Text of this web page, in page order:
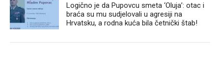
Logično je da Pupovcu smeta ‘Oluja’: otac i
braća su mu sudjelovali u agresiji na
Hrvatsku, a rodna kuća bila četnički štab!